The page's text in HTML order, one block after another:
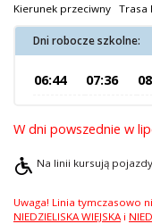
Kierunek przeciwny Trasa
Dni robocze szkolne:
06:44 07:36
W dni powszednie w
Na linii kursują
Uwaga! Linia tymczasowo
NIEDZIELISKA WIEJSKA i